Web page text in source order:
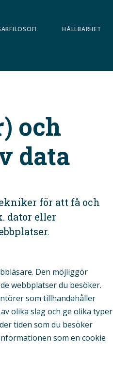
HÅLLBARHET
och
data
för att få och
dator eller
Den möjliggör
webbplatser du besöker.
som tillhandahåller
olika slag och ge olika typer
tiden som du besöker
som en cookie